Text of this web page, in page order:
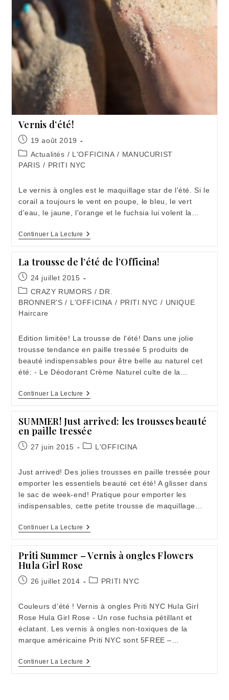
Vernis d’été!
Publication
publiée :
19 août 2019
Post
category:
Actualités / L'OFFICINA / MANUCURIST
PARIS / PRITI NYC
Le vernis à ongles est le maquillage star de l'été. Si le
corail a toujours le vent en poupe, le bleu, le vert
d'eau, le jaune, l'orange et le fuchsia lui volent la…
Continuer La Lecture Vernis
La trousse de l’été de l’Officina!
Publication
publiée :
24 juillet 2015
Post
category:
CRAZY RUMORS / DR.
BRONNER'S / L'OFFICINA / PRITI NYC / UNIQUE
Haircare
Edition limitée! La trousse de l'été! Dans une jolie
trousse tendance en paille tressée 5 produits de
beauté indispensables pour être belle au naturel cet
été: - Le Déodorant Crème Naturel culte de la…
Continuer La Lecture La
L’été
De
L’Officina!
SUMMER! Just arrived: les trousses beauté
en paille tressée
Publication
27 juin 2015
PostL'OFFICINA
Just arrived! Des jolies trousses en paille tressée pour
emporter les essentiels beauté cet été! A glisser dans
le sac de week-end! Pratique pour emporter les
indispensables, cette petite trousse de maquillage…
Continuer La Lecture SUMMER!
Les
Trousses
En
Paille
Priti Summer – Vernis à ongles Flowers
Hula Girl Rose
Publication
26 juillet 2014
PostPRITI NYC
Couleurs d’été ! Vernis à ongles Priti NYC Hula Girl
Rose Hula Girl Rose - Un rose fuchsia pétillant et
éclatant. Les vernis à ongles non-toxiques de la
marque américaine Priti NYC sont 5FREE –…
Continuer La Lecture Priti